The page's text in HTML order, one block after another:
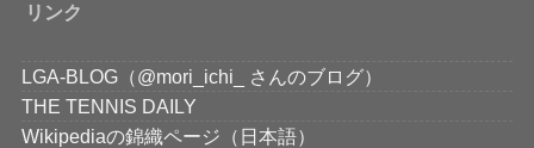
リンク
LGA-BLOG（@mori_ichi_ さんのブログ）
THE TENNIS DAILY
Wikipediaの錦織ページ（日本語）